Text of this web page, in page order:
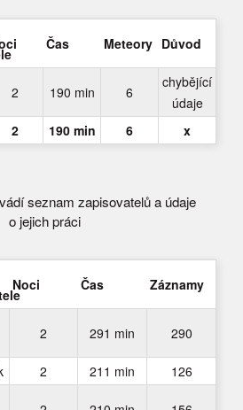
Čas Meteory Důvod
2 190 min 6
chybějící
údaje
2 190 min 6 x
seznam zapisovatelů a údaje
o jejich práci
Noci Čas Záznamy
2 291 min 290
2 211 min 126